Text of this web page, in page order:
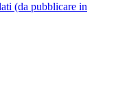
(da pubblicare in